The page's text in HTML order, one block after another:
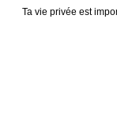
Ta vie privée est